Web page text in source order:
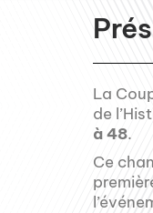
La
de
à 48.
Ce